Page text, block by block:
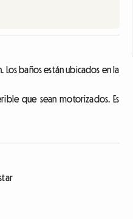
baños están ubicados en la
que sean motorizados. Es